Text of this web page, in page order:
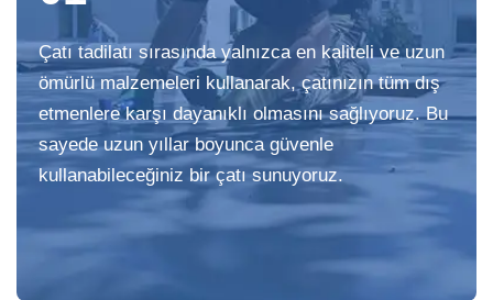
Çatı tadilatı sırasında yalnızca en kaliteli ve uzun
ömürlü malzemeleri kullanarak, çatınızın tüm dış
etmenlere karşı dayanıklı olmasını sağlıyoruz. Bu
sayede uzun yıllar boyunca güvenle
kullanabileceğiniz bir çatı sunuyoruz.